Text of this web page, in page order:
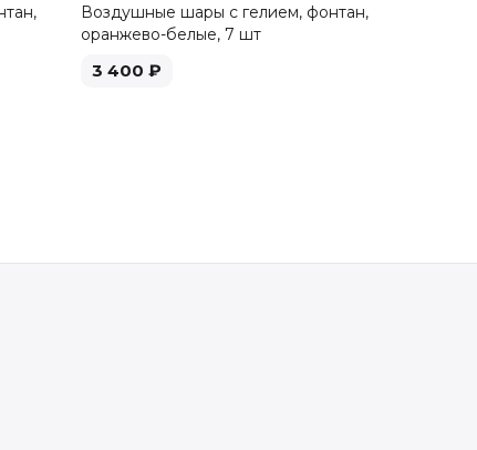
Воздушные шары с гелием, фонтан,
оранжево-белые, 7 шт
3 400 ₽